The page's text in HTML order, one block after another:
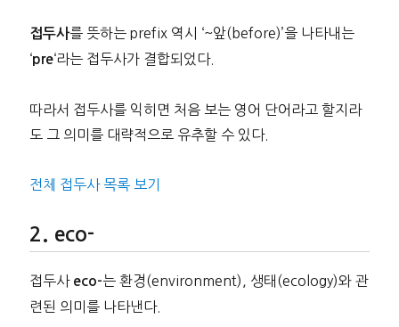
접두사를 뜻하는 prefix 역시 ‘~앞(before)’을 나타내는
‘pre‘라는 접두사가 결합되었다.
따라서 접두사를 익히면 처음 보는 영어 단어라고 할지라
도 그 의미를 대략적으로 유추할 수 있다.
전체 접두사 목록 보기
eco-
접두사 eco-는 환경(environment), 생태(ecology)와 관
련된 의미를 나타낸다.